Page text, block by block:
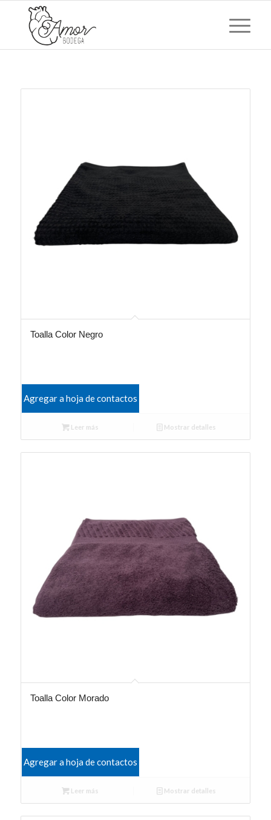
Toalla Color Negro
Agregar a hoja de contactos
Leer más Mostrar detalles
Toalla Color Morado
Agregar a hoja de contactos
Leer más Mostrar detalles